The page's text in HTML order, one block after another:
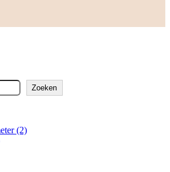
Zoeken
(2)